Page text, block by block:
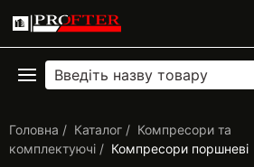
Головна Каталог
Компресори та
комплектуючі
Компресори поршневі